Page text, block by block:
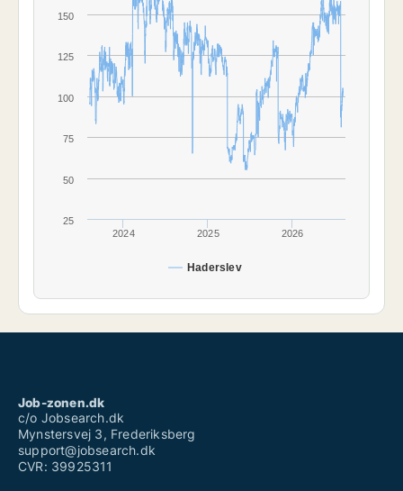
Haderslev
2024 2025 2026
25
50
75
100
125
150
Job-zonen.dk
c/o Jobsearch.dk
Mynstersvej 3, Frederiksberg
support@jobsearch.dk
CVR: 39925311